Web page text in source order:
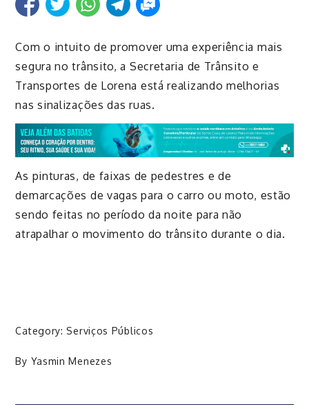
Com o intuito de promover uma experiência mais
segura no trânsito, a Secretaria de Trânsito e
Transportes de Lorena está realizando melhorias
nas sinalizações das ruas.
As pinturas, de faixas de pedestres e de
demarcações de vagas para o carro ou moto, estão
sendo feitas no período da noite para não
atrapalhar o movimento do trânsito durante o dia.
Category: Serviços Públicos
By Yasmin Menezes